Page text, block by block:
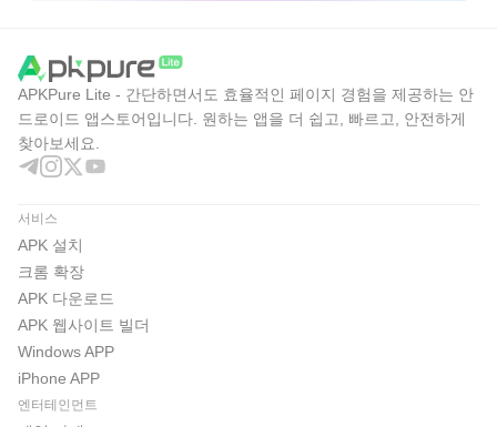
최신 버전은 Android 11.0 이상 필요
티맵 - 장소추천, 지도, 운전점수, 대중교통, 대리
APK 다운로드 안내
APKPure에서 최신 티맵 - 장소추천, 지도, 운전점수, 대중교
통, 대리 APK 다운로드를 진행할 수 있습니다. APK 파일은
약 130MB 안팎으로 볼 수 있으며, 일반적인 Wi-Fi 환경에서
는 오래 걸리지 않는 편입니다. 모바일 데이터로 받을 때는
요금제와 신호 상태에 따라 시간이 달라질 수 있습니다.
설치 전에는 기기의 Android 버전이 11.0 이상인지 확인하
는 것이 좋습니다. 티맵 APK 설치가 끝나면 목적지 검색, 즐
APKPure Lite - 간단하면서도 효율적인 페이지 경험을 제공하는 안
드로이드 앱스토어입니다. 원하는 앱을 더 쉽고, 빠르고, 안전하게
찾아보세요.
서비스
APK 설치
크롬 확장
APK 다운로드
APK 웹사이트 빌더
Windows APP
iPhone APP
엔터테인먼트